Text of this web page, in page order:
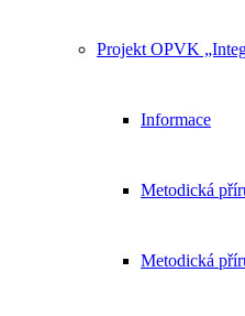
Projekt OPVK
Informace
Metodická
Metodická